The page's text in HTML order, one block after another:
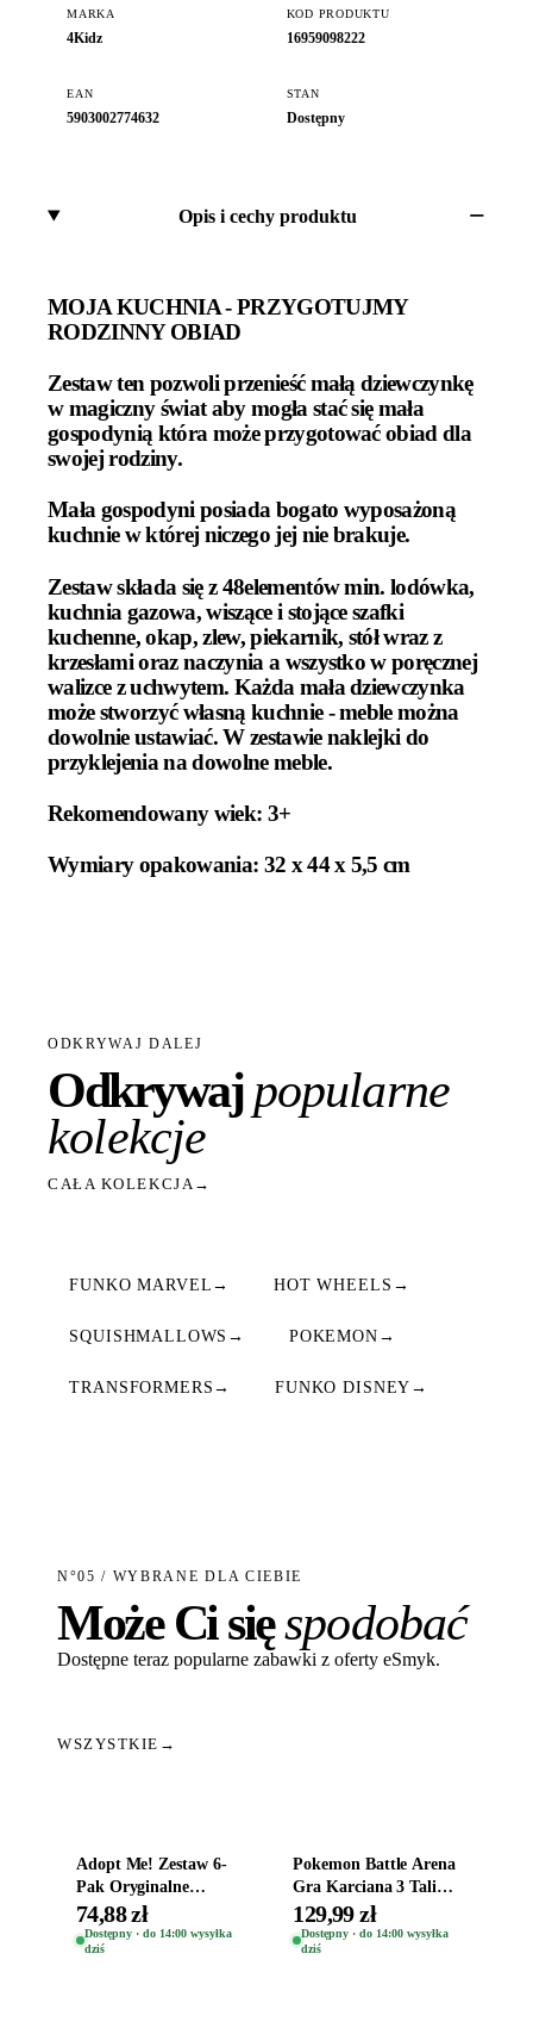
MARKA
4Kidz
KOD PRODUKTU
16959098222
EAN
5903002774632
STAN
Dostępny
Opis i cechy produktu
MOJA KUCHNIA - PRZYGOTUJMY
RODZINNY OBIAD
Zestaw ten pozwoli przenieść małą dziewczynkę
w magiczny świat aby mogła stać się mała
gospodynią która może przygotować obiad dla
swojej rodziny.
Mała gospodyni posiada bogato wyposażoną
kuchnie w której niczego jej nie brakuje.
Zestaw składa się z 48elementów min. lodówka,
kuchnia gazowa, wiszące i stojące szafki
kuchenne, okap, zlew, piekarnik, stół wraz z
krzesłami oraz naczynia a wszystko w poręcznej
walizce z uchwytem. Każda mała dziewczynka
może stworzyć własną kuchnie - meble można
dowolnie ustawiać. W zestawie naklejki do
przyklejenia na dowolne meble.
Rekomendowany wiek: 3+
Wymiary opakowania: 32 x 44 x 5,5 cm
ODKRYWAJ DALEJ
Odkrywajpopularne
kolekcje
CAŁA KOLEKCJA →
FUNKO MARVEL → HOT WHEELS →
SQUISHMALLOWS → POKEMON →
TRANSFORMERS → FUNKO DISNEY →
N°05 / WYBRANE DLA CIEBIE
Może Ci sięspodobać
Dostępne teraz popularne zabawki z oferty eSmyk.
WSZYSTKIE →
Adopt Me! Zestaw 6-
Pak Oryginalne
Figurki Roblox
Zwierzęta Tropical
Time
74,88 zł
Dostępny · do 14:00 wysyłka
dziś
Pokemon Battle Arena
Gra Karciana 3 Talie
Oryginal
129,99 zł
Dostępny · do 14:00 wysyłka
dziś